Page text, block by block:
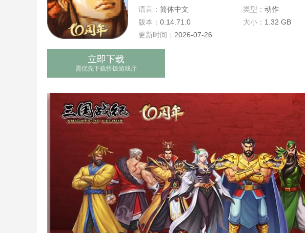
语言： 简体中文 类型： 动作
版本： 0.14.71.0 大小： 1.32 GB
更新时间： 2026-07-26
立即下载
需优先下载悟饭游戏厅